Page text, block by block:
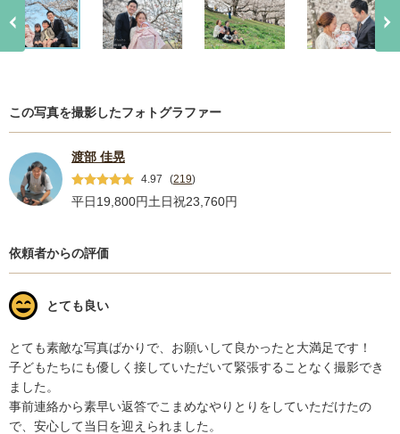
この写真を撮影したフォトグラファー
渡部 佳晃
4.97 (219)
平日19,800円土日祝23,760円
依頼者からの評価
とても良い
とても素敵な写真ばかりで、お願いして良かったと大満足です！
子どもたちにも優しく接していただいて緊張することなく撮影でき
ました。
事前連絡から素早い返答でこまめなやりとりをしていただけたの
で、安心して当日を迎えられました。